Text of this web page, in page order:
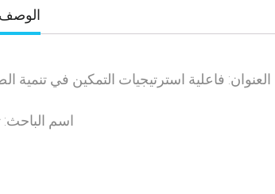
الوصف
العنوان: فاعلية استرتيجيات التمكين في تنمية
اسم